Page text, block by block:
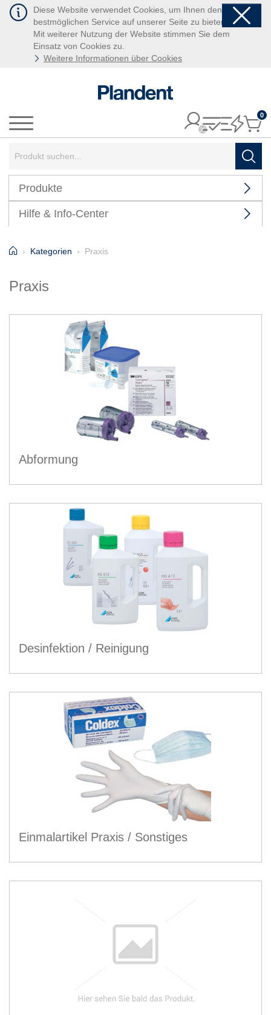
Diese Website verwendet Cookies, um Ihnen den
bestmöglichen Service auf unserer Seite zu bieten.
Mit weiterer Nutzung der Website stimmen Sie dem
Einsatz von Cookies zu.
Weitere Informationen über Cookies
Menü
0
Produkte
Hilfe & Info-Center
HomeKategorien Praxis
Praxis
Abformung
Desinfektion / Reinigung
Einmalartikel Praxis / Sonstiges